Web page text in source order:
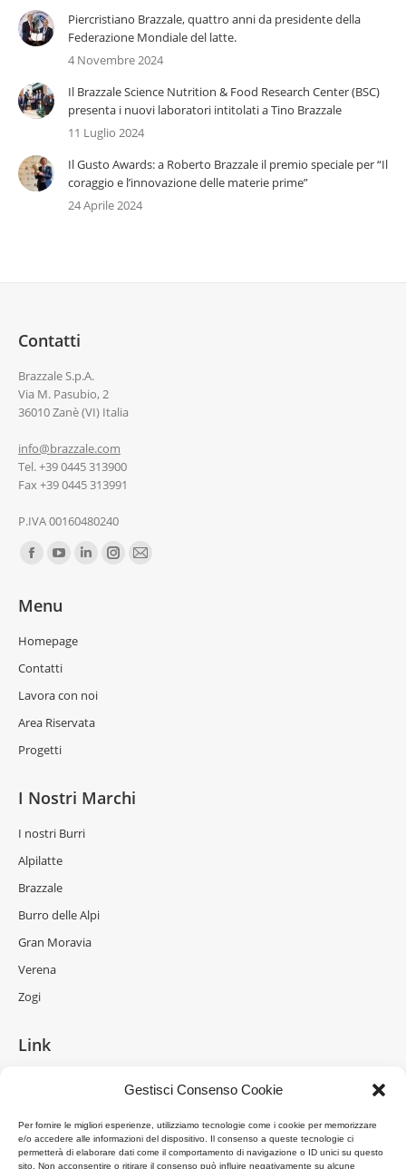
Gestisci Consenso Cookie
Per fornire le migliori esperienze, utilizziamo tecnologie come i cookie per memorizzare
e/o accedere alle informazioni del dispositivo. Il consenso a queste tecnologie ci
permetterà di elaborare dati come il comportamento di navigazione o ID unici su questo
sito. Non acconsentire o ritirare il consenso può influire negativamente su alcune
Piercristiano Brazzale, quattro anni da presidente della
Federazione Mondiale del latte.
4 Novembre 2024
Il Brazzale Science Nutrition & Food Research Center (BSC)
presenta i nuovi laboratori intitolati a Tino Brazzale
11 Luglio 2024
Il Gusto Awards: a Roberto Brazzale il premio speciale per “Il
coraggio e l’innovazione delle materie prime”
24 Aprile 2024
Contatti
Brazzale S.p.A.
Via M. Pasubio, 2
36010 Zanè (VI) Italia
info@brazzale.com
Tel. +39 0445 313900
Fax +39 0445 313991
P.IVA 00160480240
Ci puoi trovare su:
Menu
Homepage
Contatti
Lavora con noi
Area Riservata
Progetti
I Nostri Marchi
I nostri Burri
Alpilatte
Brazzale
Burro delle Alpi
Gran Moravia
Verena
Zogi
Link
Gran Moravia
Brazzale Shanghai